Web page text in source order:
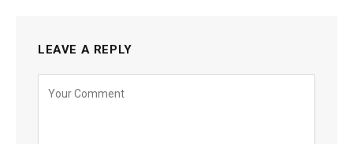
LEAVE A REPLY